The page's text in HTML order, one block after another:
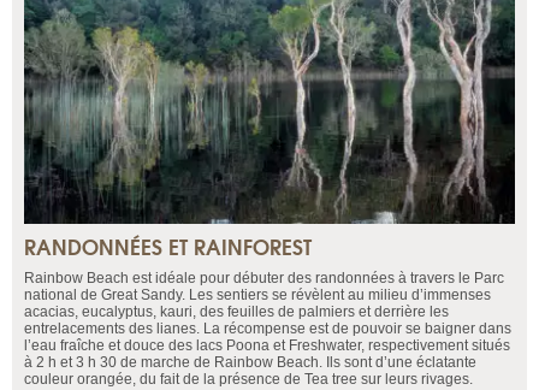
RANDONNÉES ET RAINFOREST
Rainbow Beach est idéale pour débuter des randonnées à travers le Parc
national de Great Sandy. Les sentiers se révèlent au milieu d’immenses
acacias, eucalyptus, kauri, des feuilles de palmiers et derrière les
entrelacements des lianes. La récompense est de pouvoir se baigner dans
l’eau fraîche et douce des lacs Poona et Freshwater, respectivement situés
à 2 h et 3 h 30 de marche de Rainbow Beach. Ils sont d’une éclatante
couleur orangée, du fait de la présence de Tea tree sur leurs rivages.